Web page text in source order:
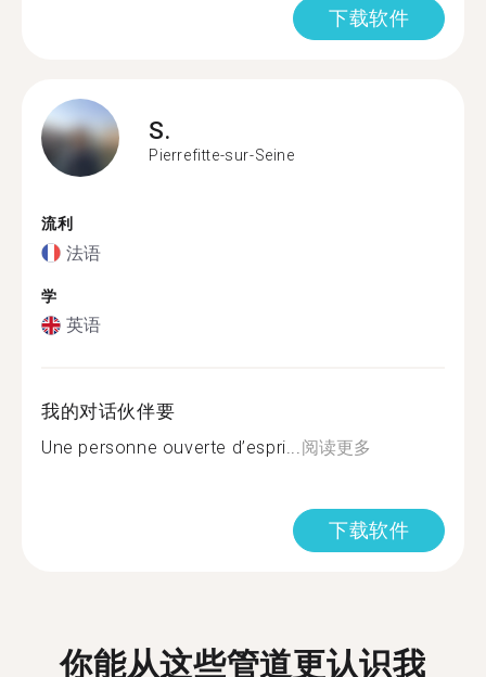
下载软件
S.
Pierrefitte-sur-Seine
流利
法语
学
英语
我的对话伙伴要
Une personne ouverte d’espri...阅读更多
下载软件
你能从这些管道更认识我